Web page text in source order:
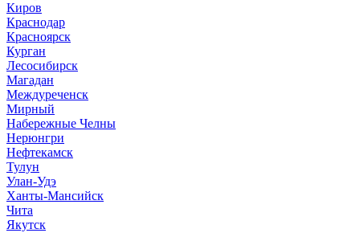
Киров
Краснодар
Красноярск
Курган
Лесосибирск
Магадан
Междуреченск
Мирный
Набережные Челны
Нерюнгри
Нефтекамск
Тулун
Улан-Удэ
Ханты-Мансийск
Чита
Якутск